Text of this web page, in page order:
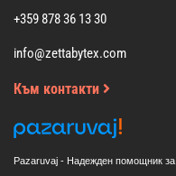
+359 878 36 13 30
info@zettabytex.com
Към контакти
Pazaruvaj - Надежден помощник за